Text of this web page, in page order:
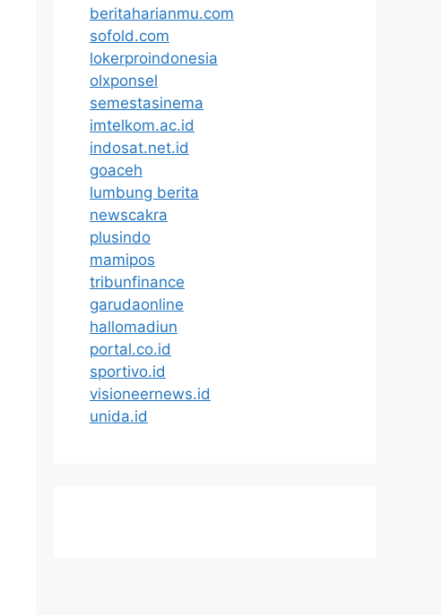
beritaharianmu.com
sofold.com
lokerproindonesia
olxponsel
semestasinema
imtelkom.ac.id
indosat.net.id
goaceh
lumbung berita
newscakra
plusindo
mamipos
tribunfinance
garudaonline
hallomadiun
portal.co.id
sportivo.id
visioneernews.id
unida.id